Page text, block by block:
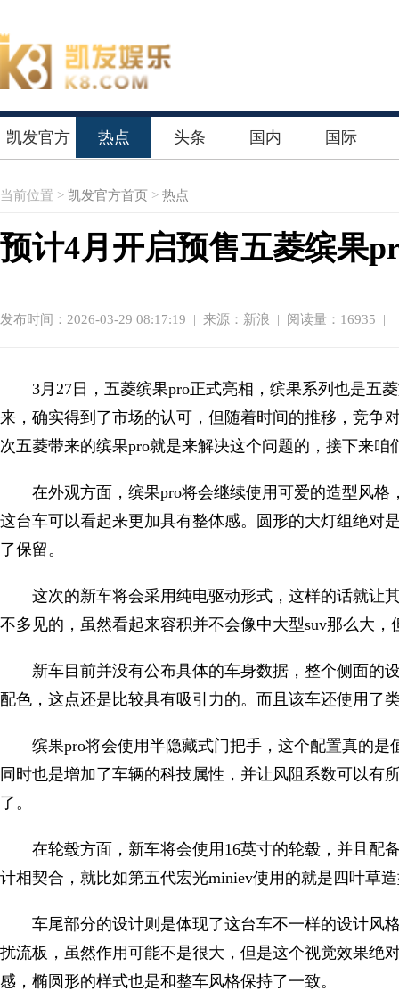
凯发官方 热点 头条 国内 国际
当前位置 > 凯发官方首页 > 热点
预计4月开启预售五菱缤果
发布时间：2026-03-29 08:17:19 | 来源：新浪 | 阅读量：16935 |
3月27日，五菱缤果pro正式亮相，缤果系列也是五
来，确实得到了市场的认可，但随着时间的推移，竞争
次五菱带来的缤果pro就是来解决这个问题的，接下来
在外观方面，缤果pro将会继续使用可爱的造型风
这台车可以看起来更加具有整体感。圆形的大灯组绝对
了保留。
这次的新车将会采用纯电驱动形式，这样的话就让
不多见的，虽然看起来容积并不会像中大型suv那么大
新车目前并没有公布具体的车身数据，整个侧面的
配色，这点还是比较具有吸引力的。而且该车还使用了
缤果pro将会使用半隐藏式门把手，这个配置真的
同时也是增加了车辆的科技属性，并让风阻系数可以有
了。
在轮毂方面，新车将会使用16英寸的轮毂，并且配
计相契合，就比如第五代宏光miniev使用的就是四叶草
车尾部分的设计则是体现了这台车不一样的设计风
扰流板，虽然作用可能不是很大，但是这个视觉效果绝
感，椭圆形的样式也是和整车风格保持了一致。